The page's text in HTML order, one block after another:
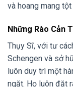
và hoang mang tột
Những Rào Cản
Thụy Sĩ, với tư
Schengen và sở
luôn duy trì một
ngặt. Họ luôn đặt